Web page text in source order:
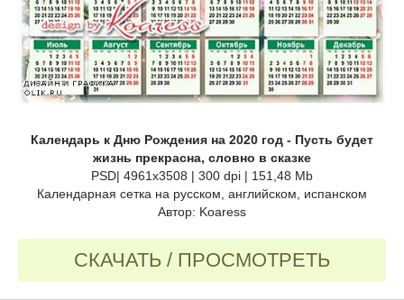
Календарь к Дню Рождения на 2020 год - Пусть будет
жизнь прекрасна, словно в сказке
PSD| 4961x3508 | 300 dpi | 151,48 Mb
Календарная сетка на русском, английском, испанском
Автор: Koaress
СКАЧАТЬ / ПРОСМОТРЕТЬ